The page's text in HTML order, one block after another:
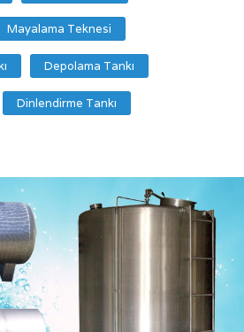
Mayalama Teknesi
Depolama Tankı
Dinlendirme Tankı